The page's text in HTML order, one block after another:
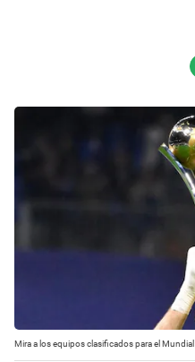
Mira a los equipos clasificados para el